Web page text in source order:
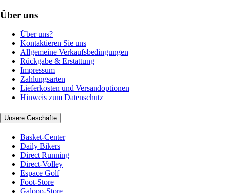
Über uns
Über uns?
Kontaktieren Sie uns
Allgemeine Verkaufsbedingungen
Rückgabe & Erstattung
Impressum
Zahlungsarten
Lieferkosten und Versandoptionen
Hinweis zum Datenschutz
Unsere Geschäfte
Basket-Center
Daily Bikers
Direct Running
Direct-Volley
Espace Golf
Foot-Store
Galopp-Store